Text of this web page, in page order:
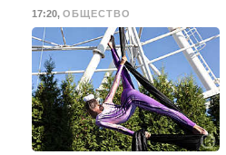
17:20,ОБЩЕСТВО